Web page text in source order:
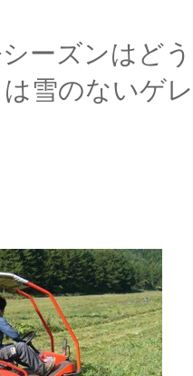
ーズンはど
は雪のないゲ